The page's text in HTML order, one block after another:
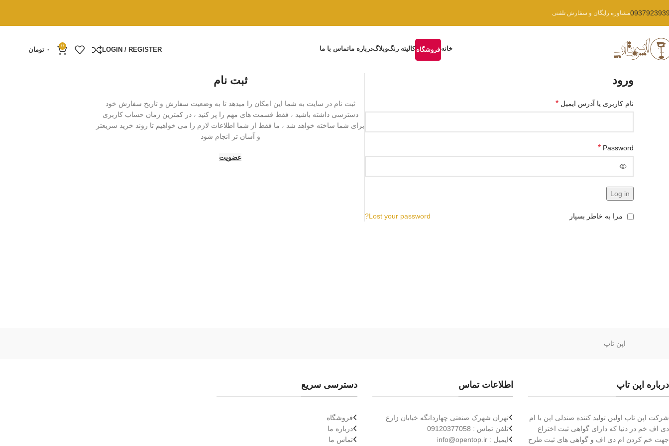
مشاوره رایگان و سفارش تلفنی
خانه فروشگاهکالیته رنگوبلاگدرباره ماتماس با ما LOGIN / REGISTER
0
۰ تومان
ورود
نام کاربری یا آدرس ایمیل *
Password
*
Log in
Lost your password? مرا به خاطر بسپار
ثبت نام
ثبت نام در سایت به شما این امکان را میدهد تا به وضعیت سفارش و تاریخ سفارش خود
دسترسی داشته باشید ، فقط قسمت های مهم را پر کنید ، در کمترین زمان حساب کاربری
برای شما ساخته خواهد شد ، ما فقط از شما اطلاعات لازم را می خواهیم تا روند خرید سریعتر
و آسان تر انجام شود
عضویت
اپن تاپ
دسترسی سریع
فروشگاه
درباره ما
تماس ما
اطلاعات تماس
تهران شهرک صنعتی چهاردانگه خیابان زارع
تلفن تماس : 09120377058
ایمیل : info@opentop.ir
درباره اپن تاپ
شرکت اپن تاپ اولین تولید کننده صندلی اپن با ام
دی اف خم در دنیا که دارای گواهی ثبت اختراع
جهت خم کردن ام دی اف و گواهی های ثبت طرح